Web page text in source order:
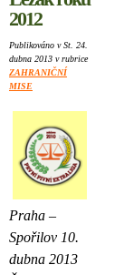
2012
Publikováno v St. 24.
dubna 2013 v rubrice
ZAHRANIČNÍ
MISE
Praha –
Spořilov 10.
dubna 2013